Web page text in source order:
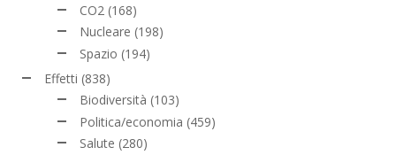
CO2 (168)
Nucleare (198)
Spazio (194)
Effetti (838)
Biodiversità (103)
Politica/economia (459)
Salute (280)